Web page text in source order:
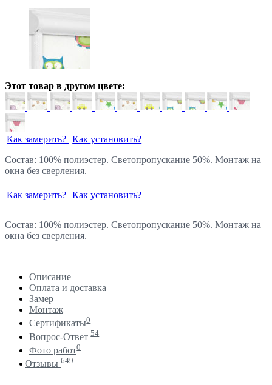
Этот товар в другом цвете:
Как замерить? Как установить?
Состав: 100% полиэстер. Светопропускание 50%. Монтаж на
окна без сверления.
Как замерить? Как установить?
Состав: 100% полиэстер. Светопропускание 50%. Монтаж на
окна без сверления.
Описание
Оплата и доставка
Замер
Монтаж
Сертификаты0
Вопрос-Ответ 54
Фото работ0
Отзывы 649